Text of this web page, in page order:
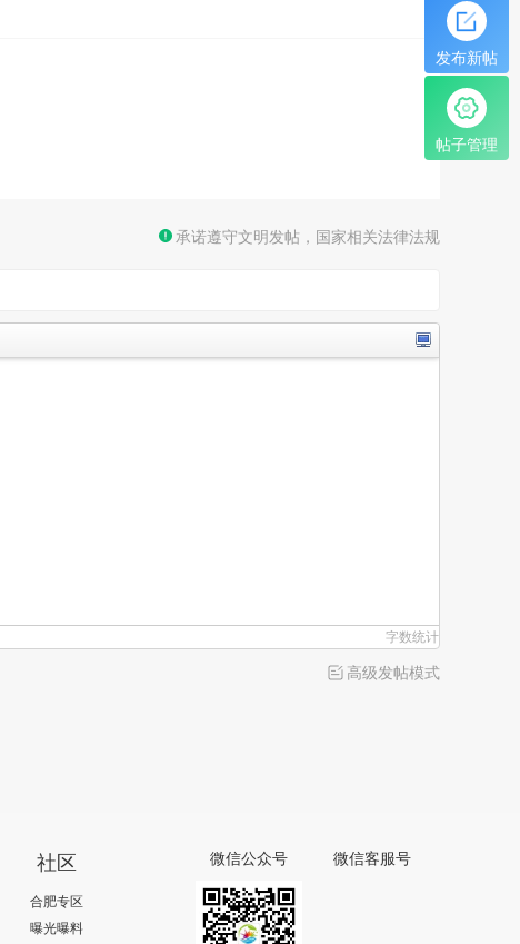
承诺遵守文明发帖，国家相关法律法规
字数统计
高级发帖模式
社区
合肥专区
曝光曝料
微信公众号 微信客服号
发布新帖
帖子管理